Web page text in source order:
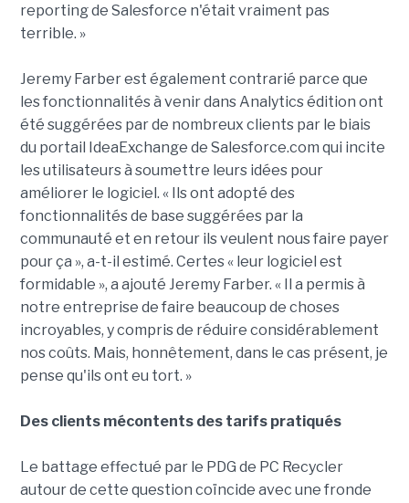
reporting de Salesforce n'était vraiment pas
terrible. »
Jeremy Farber est également contrarié parce que
les fonctionnalités à venir dans Analytics édition ont
été suggérées par de nombreux clients par le biais
du portail IdeaExchange de Salesforce.com qui incite
les utilisateurs à soumettre leurs idées pour
améliorer le logiciel. « Ils ont adopté des
fonctionnalités de base suggérées par la
communauté et en retour ils veulent nous faire payer
pour ça », a-t-il estimé. Certes « leur logiciel est
formidable », a ajouté Jeremy Farber. « Il a permis à
notre entreprise de faire beaucoup de choses
incroyables, y compris de réduire considérablement
nos coûts. Mais, honnêtement, dans le cas présent, je
pense qu'ils ont eu tort. »
Des clients mécontents des tarifs pratiqués
Le battage effectué par le PDG de PC Recycler
autour de cette question coïncide avec une fronde